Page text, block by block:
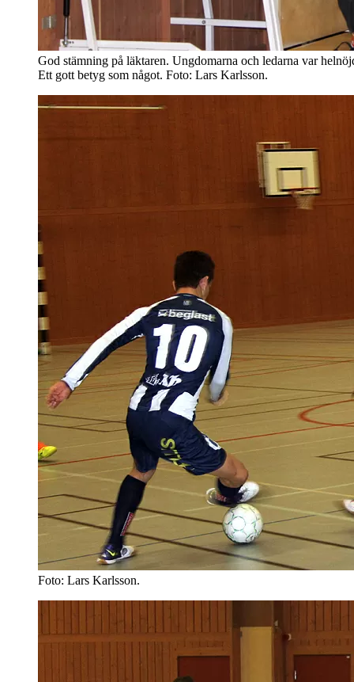
God stämning på läktaren. Ungdomarna och ledarna var
Ett gott betyg som något. Foto: Lars Karlsson.
Foto: Lars Karlsson.